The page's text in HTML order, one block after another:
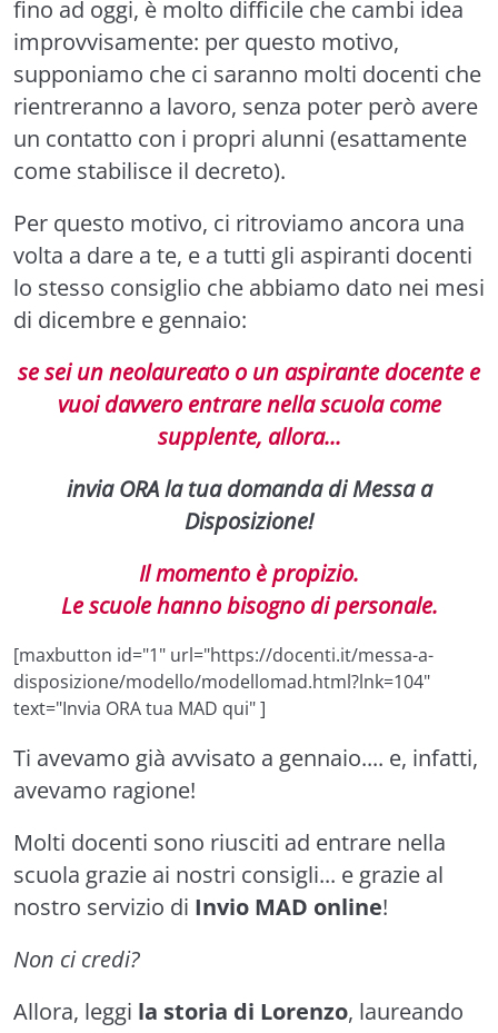
fino ad oggi, è molto difficile che cambi idea
improvvisamente: per questo motivo,
supponiamo che ci saranno molti docenti che
rientreranno a lavoro, senza poter però avere
un contatto con i propri alunni (esattamente
come stabilisce il decreto).
Per questo motivo, ci ritroviamo ancora una
volta a dare a te, e a tutti gli aspiranti docenti
lo stesso consiglio che abbiamo dato nei mesi
di dicembre e gennaio:
se sei un neolaureato o un aspirante docente e
vuoi davvero entrare nella scuola come
supplente, allora...
invia ORA la tua domanda di Messa a
Disposizione!
Il momento è propizio.
Le scuole hanno bisogno di personale.
[maxbutton id="1" url="https://docenti.it/messa-a-
disposizione/modello/modellomad.html?lnk=104"
text="Invia ORA tua MAD qui" ]
Ti avevamo già avvisato a gennaio.... e, infatti,
avevamo ragione!
Molti docenti sono riusciti ad entrare nella
scuola grazie ai nostri consigli... e grazie al
nostro servizio di Invio MAD online!
Non ci credi?
Allora, leggi la storia di Lorenzo, laureando